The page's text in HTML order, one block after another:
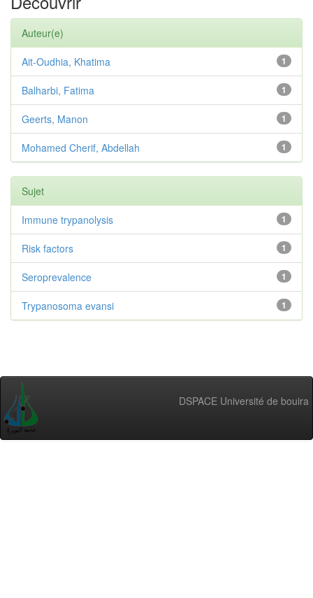
Auteur(e)
1
Ait-Oudhia, Khatima
1
Balharbi, Fatima
1
Geerts, Manon
1
Mohamed Cherif, Abdellah
Sujet
1
Immune trypanolysis
1
Risk factors
1
Seroprevalence
1
Trypanosoma evansi
DSPACE Université de bouira